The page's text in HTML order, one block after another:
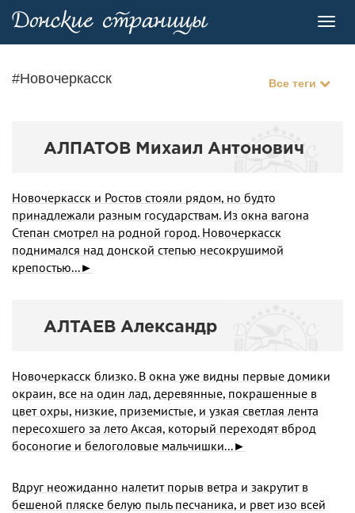
#Новочеркасск Все теги
АЛПАТОВ Михаил Антонович
Новочеркасск и Ростов стояли рядом, но будто
принадлежали разным государствам. Из окна вагона
Степан смотрел на родной город. Новочеркасск
поднимался над донской степью несокрушимой
крепостью...►
АЛТАЕВ Александр
Новочеркасск близко. В окна уже видны первые до­мики
окраин, все на один лад, деревянные, покрашенные в
цвет охры, низкие, приземистые, и узкая светлая лента
пересохшего за лето Аксая, который переходят вброд
босоногие и белоголовые мальчишки...►
Вдруг неожиданно налетит порыв ветра и закрутит в
бешеной пляске белую пыль песчаника, и рвет изо всей